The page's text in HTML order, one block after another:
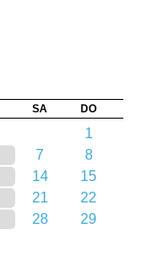
SA DO
1
7
8
14
15
21
22
28
29